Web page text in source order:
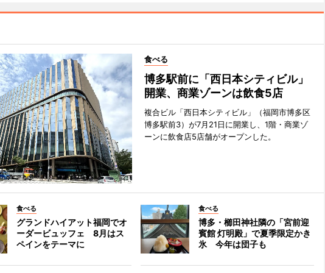
食べる
博多駅前に「西日本シティビル」
開業、商業ゾーンは飲食5店
複合ビル「西日本シティビル」（福岡市博多区
博多駅前3）が7月21日に開業し、1階・商業ゾ
ーンに飲食店5店舗がオープンした。
食べる
グランドハイアット福岡でオ
ーダービュッフェ 8月はス
ペインをテーマに
食べる
博多・櫛田神社隣の「宮前迎
賓館 灯明殿」で夏季限定かき
氷 今年は団子も